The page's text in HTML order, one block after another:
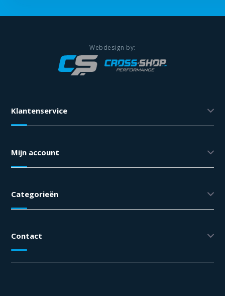
Klantenservice
Mijn account
Categorieën
Contact